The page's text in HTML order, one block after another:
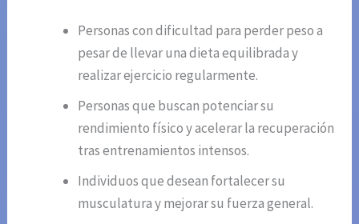
Personas con dificultad para perder peso a
pesar de llevar una dieta equilibrada y
realizar ejercicio regularmente.
Personas que buscan potenciar su
rendimiento físico y acelerar la recuperación
tras entrenamientos intensos.
Individuos que desean fortalecer su
musculatura y mejorar su fuerza general.